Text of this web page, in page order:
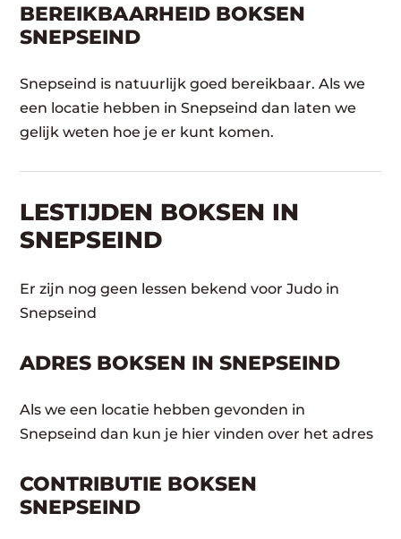
BEREIKBAARHEID BOKSEN
SNEPSEIND
Snepseind is natuurlijk goed bereikbaar. Als we
een locatie hebben in Snepseind dan laten we
gelijk weten hoe je er kunt komen.
LESTIJDEN BOKSEN IN
SNEPSEIND
Er zijn nog geen lessen bekend voor Judo in
Snepseind
ADRES BOKSEN IN SNEPSEIND
Als we een locatie hebben gevonden in
Snepseind dan kun je hier vinden over het adres
CONTRIBUTIE BOKSEN
SNEPSEIND